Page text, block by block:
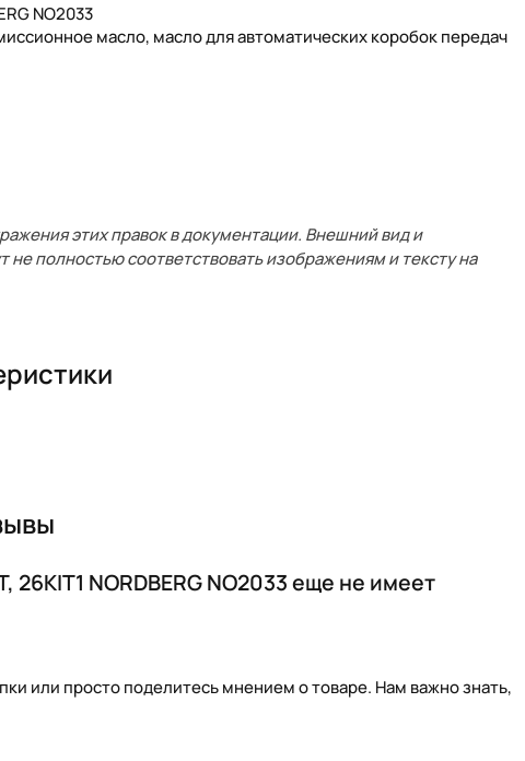
NO2033
масло, масло для автоматических коробок передач
этих правок в документации. Внешний вид и
не полностью соответствовать изображениям и тексту на
NORDBERG NO2033 еще не имеет
или просто поделитесь мнением о товаре. Нам важно знать,